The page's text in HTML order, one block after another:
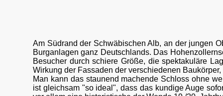
Am Südrand der Schwäbischen Alb, an der jungen
Burganlagen ganz Deutschlands. Das
Besucher durch schiere Größe, die spektakuläre
Wirkung der Fassaden der verschiedenen
Man kann das staunend machende Schloss ohne
ist gleichsam "so ideal", dass das kundige Auge